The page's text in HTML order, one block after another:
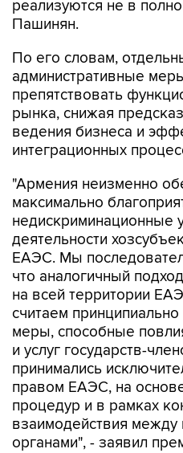
реализуются не в
Пашинян.
По его словам,
административные
препятствовать
рынка, снижая
ведения бизнеса и
интеграционных
"Армения неизменно
максимально
недискриминационные
деятельности
ЕАЭС. Мы
что аналогичный
на всей территории
считаем
меры, способные
и услуг государств-
принимались
правом ЕАЭС, на
процедур и в рамках
взаимодействия между
органами", - заявил